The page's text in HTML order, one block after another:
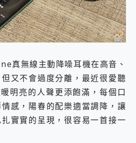
真無線主動降噪耳機在高音、
又不會過度分離，最近很愛聽
明亮的人聲更添飽滿，每個口
感，陽春的配樂適當調降，讓
實實的呈現，很容易一首接一